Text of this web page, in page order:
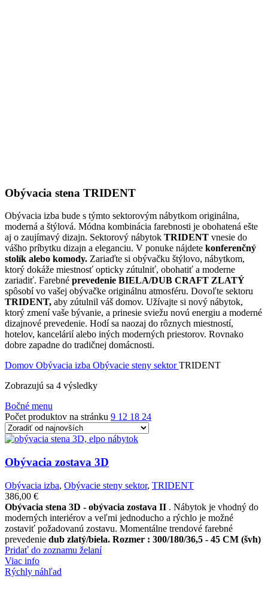
Obývacia stena TRIDENT
Obývacia izba bude s týmto sektorovým nábytkom originálna,
moderná a štýlová. Módna kombinácia farebnosti je obohatená ešte
aj o zaujímavý dizajn. Sektorový nábytok TRIDENT vnesie do
vášho príbytku dizajn a eleganciu. V ponuke nájdete konferenčný
stolík alebo komody. Zariaďte si obývačku štýlovo, nábytkom,
ktorý dokáže miestnosť opticky zútulniť, obohatiť a moderne
zariadiť. Farebné prevedenie BIELA/DUB CRAFT ZLATÝ
spôsobí vo vašej obývačke originálnu atmosféru. Dovoľte sektoru
TRIDENT, aby zútulnil váš domov. Užívajte si nový nábytok,
ktorý zmení vaše bývanie, a prinesie sviežu novú energiu a moderné
dizajnové prevedenie. Hodí sa naozaj do rôznych miestností,
hotelov, kancelárií alebo iných moderných priestorov. Rovnako
dobre zapadne do tradičnej domácnosti.
Domov Obývacia izba Obývacie steny sektorTRIDENT
Zobrazujú sa 4 výsledkyZoradené
Bočné menu
Počet produktov na stránku 9 12 18 24
Obývacia zostava 3D
Obývacia izba, Obývacie steny sektor, TRIDENT
386,00 €
Obývacia stena 3D - obývacia zostava II . Nábytok je vhodný do
moderných interiérov a veľmi jednoducho a rýchlo je možné
zostaviť požadovanú zostavu. Momentálne trendové farebné
prevedenie dub zlatý/biela. Rozmer : 300/180/36,5 - 45 CM (švh)
Pridať do zoznamu želaní
Viac info
Rýchly náhľad